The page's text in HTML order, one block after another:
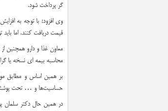
گر پرداخت شود.
وی افزود: با توجه به
قیمت دریافت کنند. اما
معاون غذا و دارو همچنین
محاسبه بیمه ای نسخه یا
حساسیت‌ها و … تحت پوشش
در همین حال دکتر سلمان